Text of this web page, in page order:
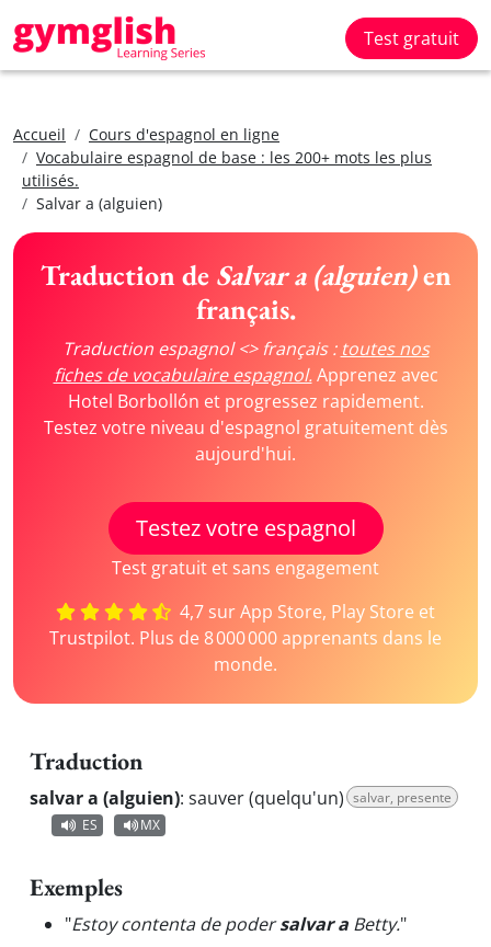
Test gratuit
Accueil
Cours d'espagnol en ligne
Vocabulaire espagnol de base : les 200+ mots les plus
utilisés.
Salvar a (alguien)
Traduction de Salvar a (alguien)en
français.
Traduction espagnol <> français : toutes nos
fiches de vocabulaire espagnol.Apprenez avec
Hotel Borbollón et progressez rapidement.
Testez votre niveau d'espagnol gratuitement dès
aujourd'hui.
Testez votre espagnol
Test gratuit et sans engagement
4,7 sur App Store, Play Store et
Trustpilot. Plus de 8 000 000 apprenants dans le
monde.
Traduction
salvar a (alguien): sauver (quelqu'un) salvar, presente
ES
MX
Exemples
"Estoy contenta de podersalvar a Betty."